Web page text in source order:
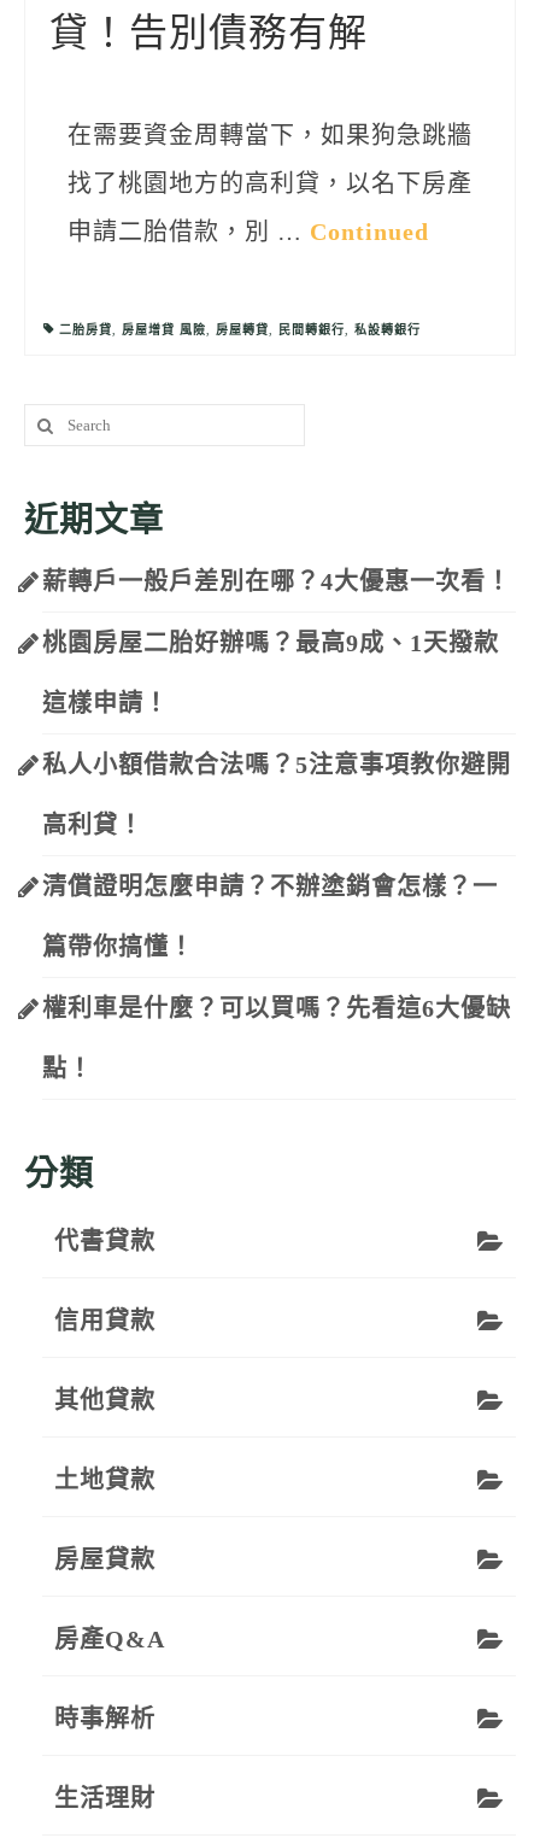
貸！告別債務有解
在需要資金周轉當下，如果狗急跳牆
找了桃園地方的高利貸，以名下房產
申請二胎借款，別 … Continued
二胎房貸, 房屋增貸 風險, 房屋轉貸, 民間轉銀行, 私設轉銀行
Search
for:
近期文章
薪轉戶一般戶差別在哪？4大優惠一次看！
桃園房屋二胎好辦嗎？最高9成、1天撥款
這樣申請！
私人小額借款合法嗎？5注意事項教你避開
高利貸！
清償證明怎麼申請？不辦塗銷會怎樣？一
篇帶你搞懂！
權利車是什麼？可以買嗎？先看這6大優缺
點！
分類
代書貸款
信用貸款
其他貸款
土地貸款
房屋貸款
房產Q&A
時事解析
生活理財